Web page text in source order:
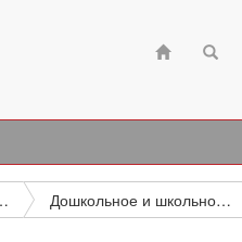
Организация досуга Дошкольное и школьное образование, включая внеклассное